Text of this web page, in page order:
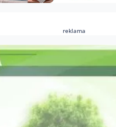
reklama